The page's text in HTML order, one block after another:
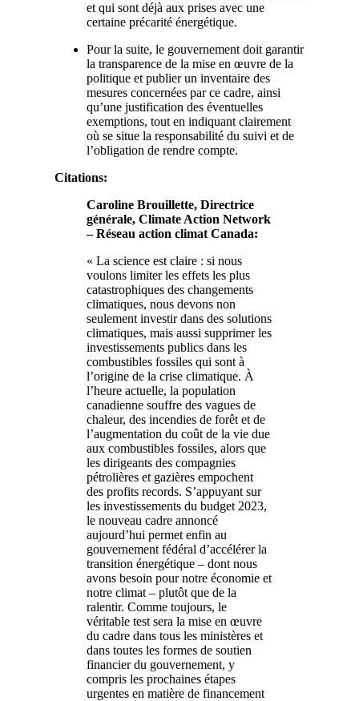
et qui sont déjà aux prises avec une
certaine précarité énergétique.
Pour la suite, le gouvernement doit garantir
la transparence de la mise en œuvre de la
politique et publier un inventaire des
mesures concernées par ce cadre, ainsi
qu’une justification des éventuelles
exemptions, tout en indiquant clairement
où se situe la responsabilité du suivi et de
l’obligation de rendre compte.
Citations:
Caroline Brouillette, Directrice
générale, Climate Action Network
– Réseau action climat Canada:
« La science est claire : si nous
voulons limiter les effets les plus
catastrophiques des changements
climatiques, nous devons non
seulement investir dans des solutions
climatiques, mais aussi supprimer les
investissements publics dans les
combustibles fossiles qui sont à
l’origine de la crise climatique. À
l’heure actuelle, la population
canadienne souffre des vagues de
chaleur, des incendies de forêt et de
l’augmentation du coût de la vie due
aux combustibles fossiles, alors que
les dirigeants des compagnies
pétrolières et gazières empochent
des profits records. S’appuyant sur
les investissements du budget 2023,
le nouveau cadre annoncé
aujourd’hui permet enfin au
gouvernement fédéral d’accélérer la
transition énergétique – dont nous
avons besoin pour notre économie et
notre climat – plutôt que de la
ralentir. Comme toujours, le
véritable test sera la mise en œuvre
du cadre dans tous les ministères et
dans toutes les formes de soutien
financier du gouvernement, y
compris les prochaines étapes
urgentes en matière de financement